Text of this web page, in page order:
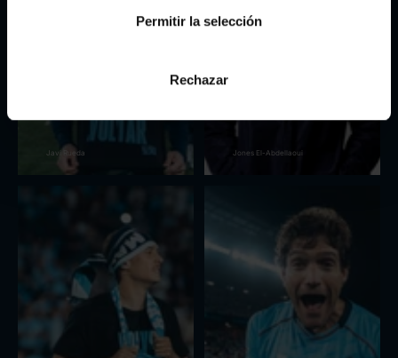
Permitir la selección
Rechazar
Javi Rueda Jones El-Abdellaoui